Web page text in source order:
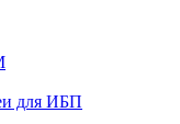
для ИБП